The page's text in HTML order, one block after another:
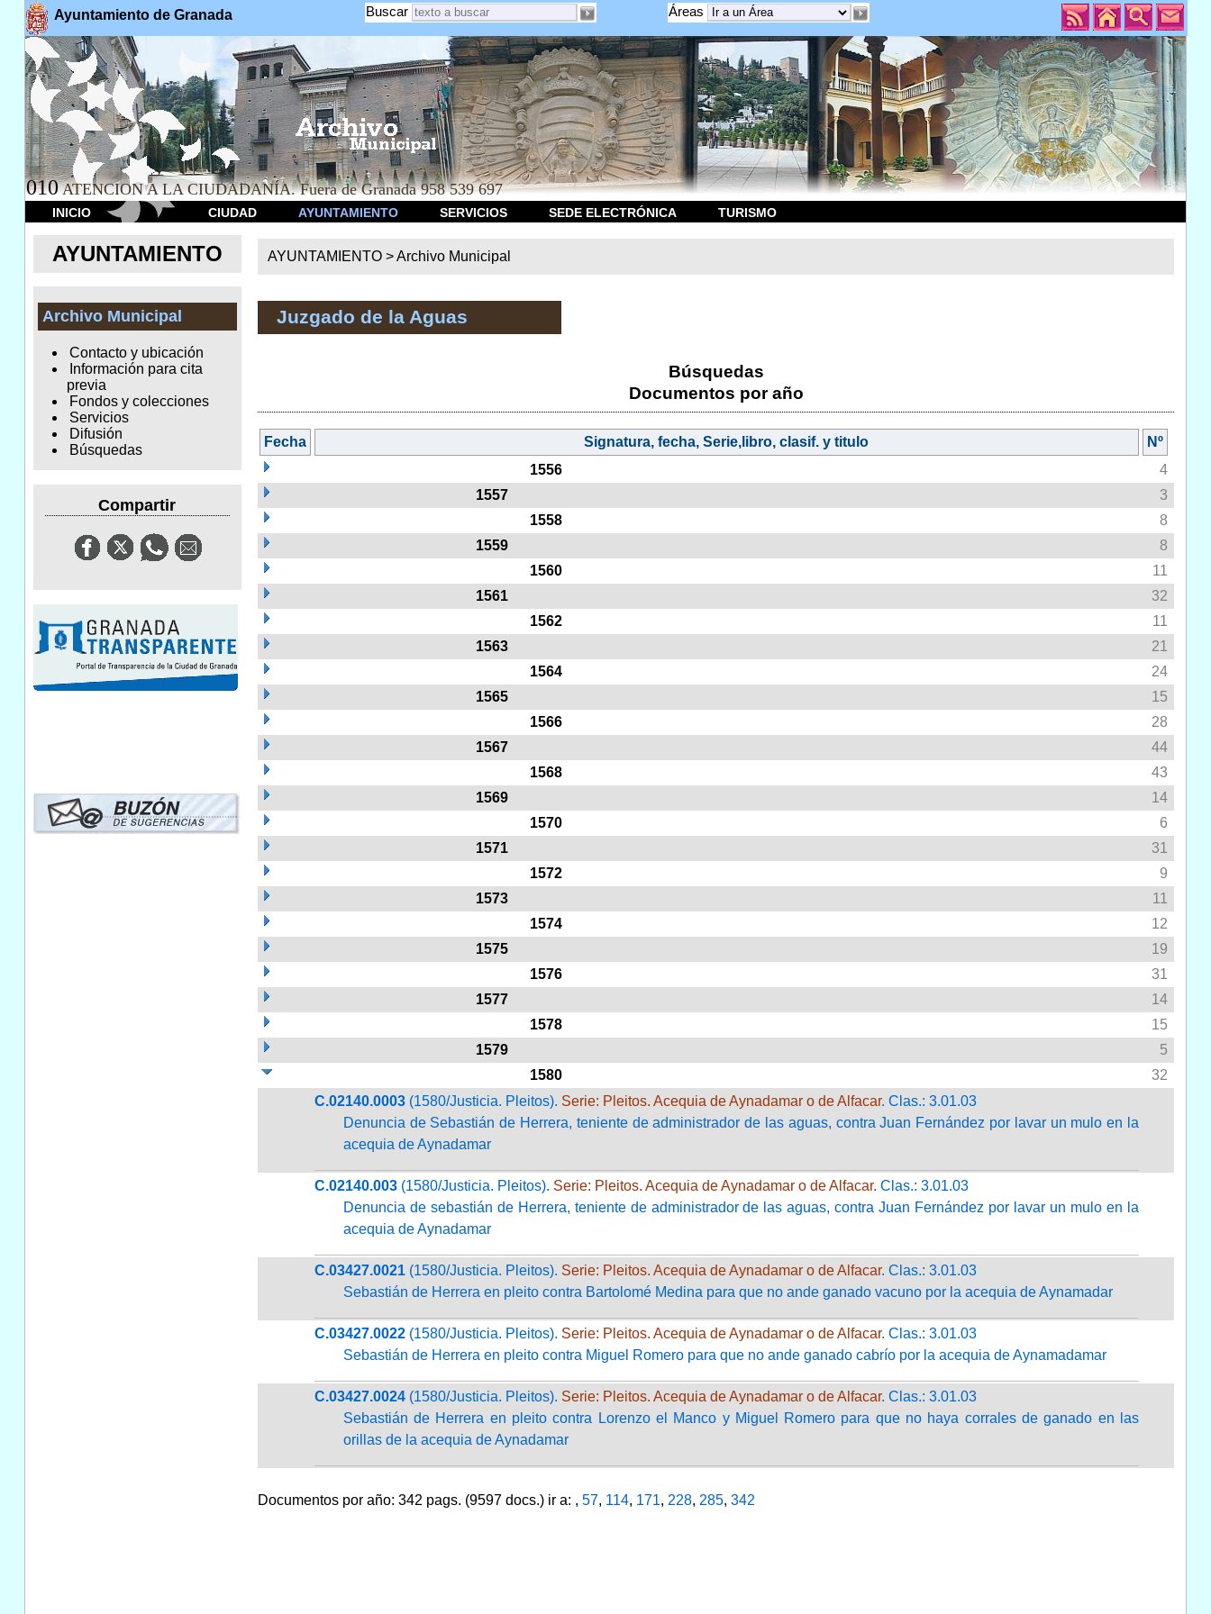
Ayuntamiento de Granada Áreas
Buscar
010 ATENCION A LA CIUDADANÍA. Fuera de Granada 958 539 697
INICIO CIUDAD AYUNTAMIENTO SERVICIOS SEDE ELECTRÓNICA TURISMO
AYUNTAMIENTO
Archivo Municipal
Contacto y ubicación
Información para cita
previa
Fondos y colecciones
Servicios
Difusión
Búsquedas
Compartir
AYUNTAMIENTO >Archivo Municipal
Juzgado de la Aguas
Búsquedas
Documentos por año
Fecha Signatura, fecha, Serie,libro, clasif. y titulo
Nº
1556
4
1557
3
1558
8
1559
8
1560
11
1561
32
1562
11
1563
21
1564
24
1565
15
1566
28
1567
44
1568
43
1569
14
1570
6
1571
31
1572
9
1573
11
1574
12
1575
19
1576
31
1577
14
1578
15
1579
5
1580
32
C.02140.0003(1580/Justicia. Pleitos). Serie: Pleitos. Acequia de Aynadamar o de Alfacar. Clas.: 3.01.03
Denuncia de Sebastián de Herrera, teniente de administrador de las aguas, contra Juan Fernández por lavar un mulo en la
acequia de Aynadamar
C.02140.003(1580/Justicia. Pleitos). Serie: Pleitos. Acequia de Aynadamar o de Alfacar. Clas.: 3.01.03
Denuncia de sebastián de Herrera, teniente de administrador de las aguas, contra Juan Fernández por lavar un mulo en la
acequia de Aynadamar
C.03427.0021(1580/Justicia. Pleitos). Serie: Pleitos. Acequia de Aynadamar o de Alfacar. Clas.: 3.01.03
Sebastián de Herrera en pleito contra Bartolomé Medina para que no ande ganado vacuno por la acequia de Aynamadar
C.03427.0022(1580/Justicia. Pleitos). Serie: Pleitos. Acequia de Aynadamar o de Alfacar. Clas.: 3.01.03
Sebastián de Herrera en pleito contra Miguel Romero para que no ande ganado cabrío por la acequia de Aynamadamar
C.03427.0024(1580/Justicia. Pleitos). Serie: Pleitos. Acequia de Aynadamar o de Alfacar. Clas.: 3.01.03
Sebastián de Herrera en pleito contra Lorenzo el Manco y Miguel Romero para que no haya corrales de ganado en las
orillas de la acequia de Aynadamar
Documentos por año: 342 pags. (9597 docs.) ir a: , 57, 114, 171, 228, 285, 342